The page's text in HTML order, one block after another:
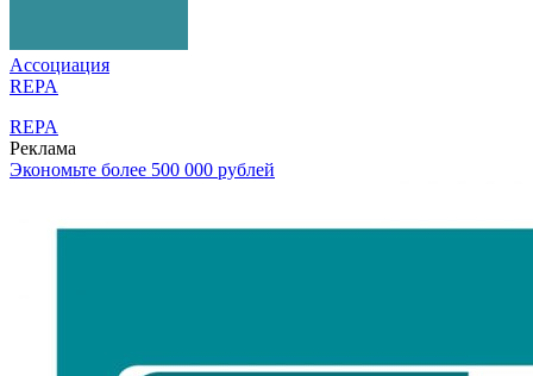
Ассоциация
REPA
REPA
Реклама
Экономьте более 500 000 рублей